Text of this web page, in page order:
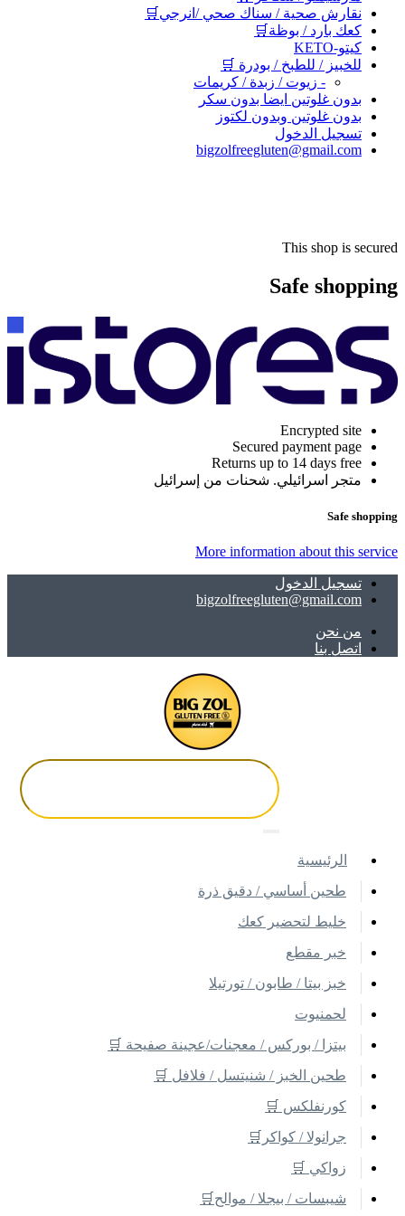
نقارش صحية / سناك صحي /انرجي🛒
كعك بارد / بوظة🛒
كيتو-KETO
للخبيز / للطبخ / بودرة 🛒
- زيوت / زبدة / كريمات
بدون غلوتين ايضا بدون سكر
بدون غلوتين وبدون لكتوز
تسجيل الدخول
bigzolfreegluten@gmail.com
This shop is secured
Safe shopping
Encrypted site
Secured payment page
Returns up to 14 days free
متجر اسرائيلي. شحنات من إسرائيل
Safe shopping
More information about this service
تسجيل الدخول
bigzolfreegluten@gmail.com
ﻣﻦ ﻧﺤﻦ
اتصل بنا
اﻟﺮﺋﻴﺴﻴﺔ
طحين أساسي / دقيق ذرة
خليط لتحضير كعك
خبر مقطع
خبز بيتا / طابون / تورتيلا
لحمنيوت
بيتزا / بوركس / معجنات/عجينة صفيحة 🛒
طحين الخبز / شنيتسل / فلافل 🛒
كورنفلكس 🛒
جرانولا / كواكر🛒
زواكي 🛒
شيبسات / بيجلا / موالح🛒